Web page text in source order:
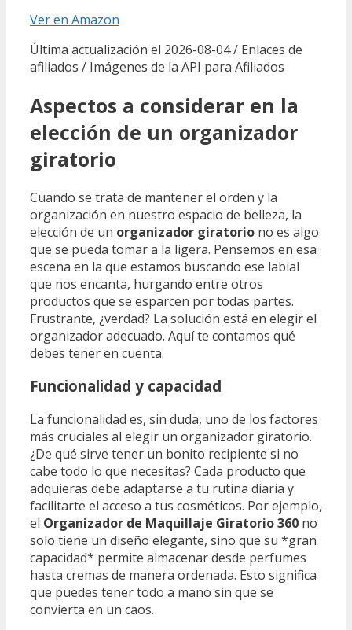
Ver en Amazon
Última actualización el 2026-08-04 / Enlaces de
afiliados / Imágenes de la API para Afiliados
Aspectos a considerar en la
elección de un organizador
giratorio
Cuando se trata de mantener el orden y la
organización en nuestro espacio de belleza, la
elección de un organizador giratorio no es algo
que se pueda tomar a la ligera. Pensemos en esa
escena en la que estamos buscando ese labial
que nos encanta, hurgando entre otros
productos que se esparcen por todas partes.
Frustrante, ¿verdad? La solución está en elegir el
organizador adecuado. Aquí te contamos qué
debes tener en cuenta.
Funcionalidad y capacidad
La funcionalidad es, sin duda, uno de los factores
más cruciales al elegir un organizador giratorio.
¿De qué sirve tener un bonito recipiente si no
cabe todo lo que necesitas? Cada producto que
adquieras debe adaptarse a tu rutina diaria y
facilitarte el acceso a tus cosméticos. Por ejemplo,
el Organizador de Maquillaje Giratorio 360 no
solo tiene un diseño elegante, sino que su *gran
capacidad* permite almacenar desde perfumes
hasta cremas de manera ordenada. Esto significa
que puedes tener todo a mano sin que se
convierta en un caos.